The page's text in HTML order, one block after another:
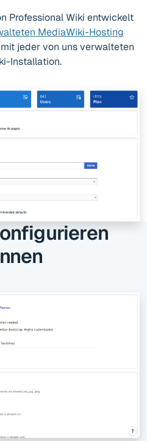
Professional Wiki entwickelt
MediaWiki-Hosting
jeder von uns verwalteten
Installation.